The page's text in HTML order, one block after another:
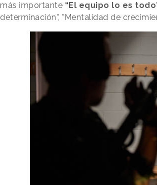
más importante “El equipo lo es
determinación”, "Mentalidad de